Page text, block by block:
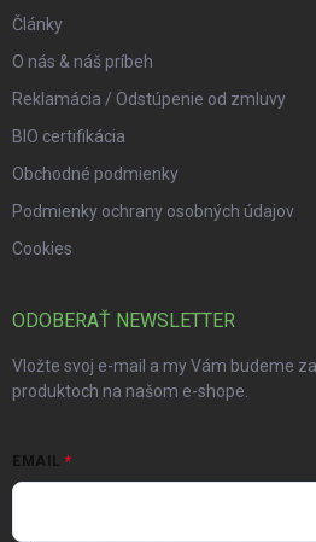
Články
O nás & náš príbeh
Reklamácia / Odstúpenie od zmluvy
BIO certifikácia
Obchodné podmienky
Podmienky ochrany osobných údajov
Cookies
ODOBERAŤ NEWSLETTER
Vložte svoj e-mail a my Vám budeme
produktoch na našom e-shope.
EMAIL